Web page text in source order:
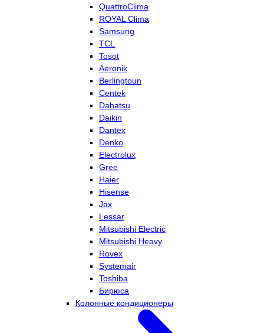
QuattroClima
ROYAL Clima
Samsung
TCL
Tosot
Aeronik
Berlingtoun
Centek
Dahatsu
Daikin
Dantex
Denko
Electrolux
Gree
Haier
Hisense
Jax
Lessar
Mitsubishi Electric
Mitsubishi Heavy
Rovex
Systemair
Toshiba
Бирюса
Колонные кондиционеры